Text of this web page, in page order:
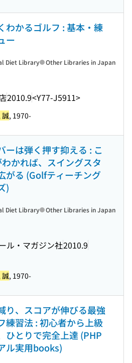
わかるゴルフ : 基本・練
ー
2010.9<Y77-J5911>
Diet Library Other Libraries in Japan
誠, 1970-
ーは弾く押す抑える : こ
かれば、スイングスタ
がる (Golfティーチング
)
ル・マガジン社2010.9
Diet Library Other Libraries in Japan
誠, 1970-
り、スコアが伸びる最強
練習法 : 初心者から上級
ひとりで完全上達 (PHP
ル実用books)